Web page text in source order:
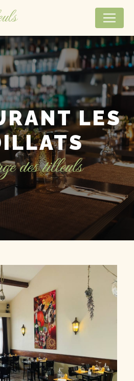
des tilleuls